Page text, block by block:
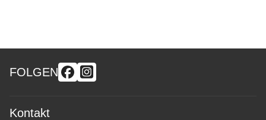
FOLGEN
Kontakt